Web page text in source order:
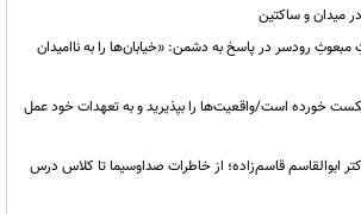
میدان و ساکتین
مبعوثِ رودسر در پاسخ به دشمن: «خیابان‌ها را به ناامیدان
خورده است/واقعیت‌ها را بپذیرید و به تعهدات خود عمل
ابوالقاسم قاسم‌زاده؛ از خاطرات صداوسیما تا کلاس درس